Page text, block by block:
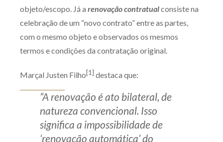
objeto/escopo. Já a renovação contratualconsiste na
celebração de um “novo contrato” entre as partes,
com o mesmo objeto e observados os mesmos
termos e condições da contratação original.
Marçal Justen Filho[1] destaca que:
“A renovação é ato bilateral, de
natureza convencional. Isso
significa a impossibilidade de
‘renovação automática’ do